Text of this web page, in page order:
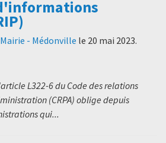
Mairie - Médonville le 20 mai 2023.
L322-6 du Code des relations
(CRPA) oblige depuis
qui...